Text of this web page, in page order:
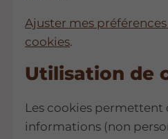
Ajuster mes
cookies.
Utilisation de
Les cookies permettent
informations (non